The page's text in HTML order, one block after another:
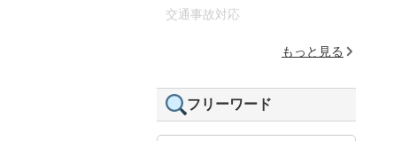
交通事故対応
もっと見る
フリーワード